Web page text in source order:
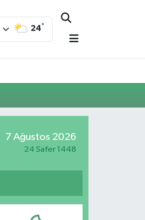
24°
7 Ağustos 2026
24 Safer 1448